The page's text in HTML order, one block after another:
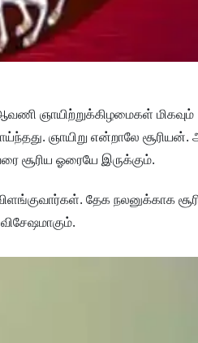
ஞாயிற்றுக்கிழமைகள் மிகவும்
ஞாயிறு என்றாலே சூரியன்.
சூரிய ஓரையே இருக்கும்.
தேக நலனுக்காக